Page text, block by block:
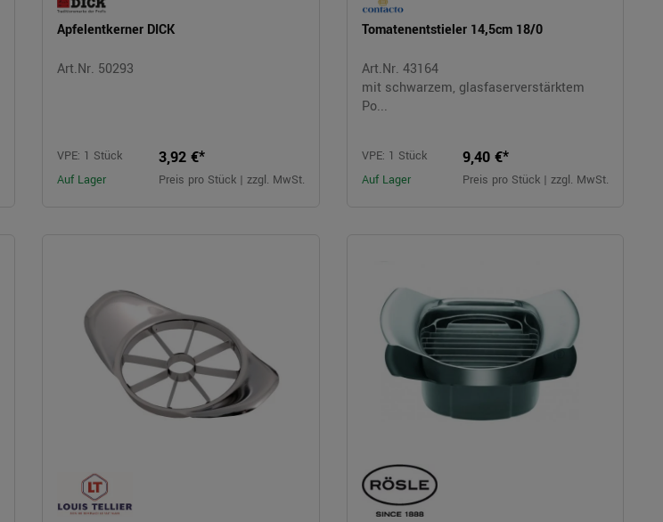
Apfelentkerner DICK
Art.Nr. 50293
VPE: 1 Stück
Auf Lager
3,92 €*
Preis pro Stück | zzgl. MwSt.
Tomatenentstieler 14,5cm 18/0
Art.Nr. 43164
mit schwarzem, glasfaserverstärktem
Po...
VPE: 1 Stück
Auf Lager
9,40 €*
Preis pro Stück | zzgl. MwSt.